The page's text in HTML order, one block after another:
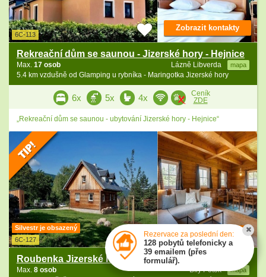
6C-113
Rekreační dům se saunou - Jizerské hory - Hejnice
Lázně Libverda mapa
Max. 17 osob
5.4 km vzdušně od Glamping u rybníka - Maringotka Jizerské hory
Zobrazit kontakty
6x 5x 4x
Ceník
ZDE
„Rekreační dům se saunou - ubytování Jizerské hory - Hejnice“
Silvestr je obsazený
6C-127
Roubenka Jizerské hory - Hejnice - Smědava
Bílý Potok mapa
Max. 8 osob
Zobrazit kontakty
Rezervace za poslední den:
128 pobytů telefonicky a
39 emailem (přes
formulář).